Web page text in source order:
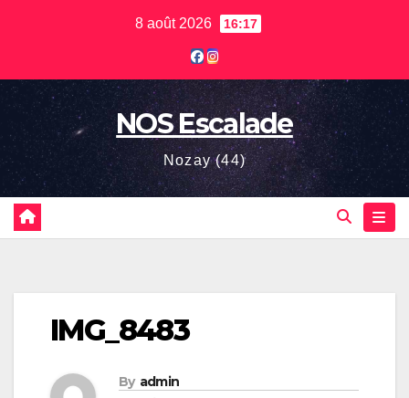
8 août 2026 16:17
NOS Escalade
Nozay (44)
IMG_8483
By admin